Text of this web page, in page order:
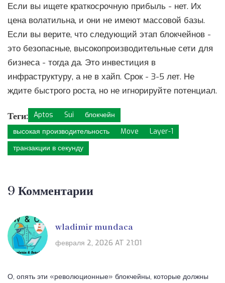
Если вы ищете краткосрочную прибыль - нет. Их
цена волатильна, и они не имеют массовой базы.
Если вы верите, что следующий этап блокчейнов -
это безопасные, высокопроизводительные сети для
бизнеса - тогда да. Это инвестиция в
инфраструктуру, а не в хайп. Срок - 3-5 лет. Не
ждите быстрого роста, но не игнорируйте потенциал.
Теги: Aptos Sui
блокчейн
высокая производительность
Move
Layer-1
транзакции в секунду
9 Комментарии
wladimir mundaca
февраля 2, 2026 AT 21:01
О, опять эти «революционные» блокчейны, которые должны